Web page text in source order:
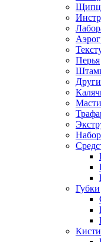
Перья
Губки
Кисти